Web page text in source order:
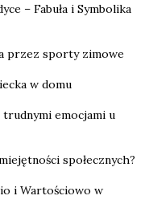
– Fabuła i Symbolika
przez sporty zimowe
w domu
emocjami u
społecznych?
i Wartościowo w